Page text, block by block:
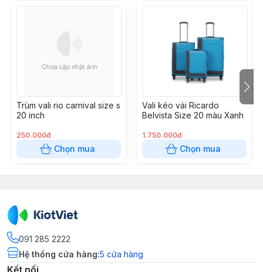
Trùm vali rio carnival size s
20 inch
250.000đ
Chọn mua
Vali kéo vải Ricardo
Belvista Size 20 màu Xanh
1.750.000đ
Chọn mua
091 285 2222
Hệ thống cửa hàng:5 cửa hàng
Kết nối